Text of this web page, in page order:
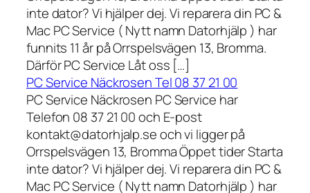
inte dator? Vi hjälper dej. Vi reparera din PC &
Mac PC Service ( Nytt namn Datorhjälp ) har
funnits 11 år på Orrspelsvägen 13, Bromma.
Därför PC Service Låt oss […]
PC Service Näckrosen Tel 08 37 21 00
PC Service Näckrosen PC Service har
Telefon 08 37 21 00 och E-post
kontakt@datorhjalp.se och vi ligger på
Orrspelsvägen 13, Bromma Öppet tider Starta
inte dator? Vi hjälper dej. Vi reparera din PC &
Mac PC Service ( Nytt namn Datorhjälp ) har